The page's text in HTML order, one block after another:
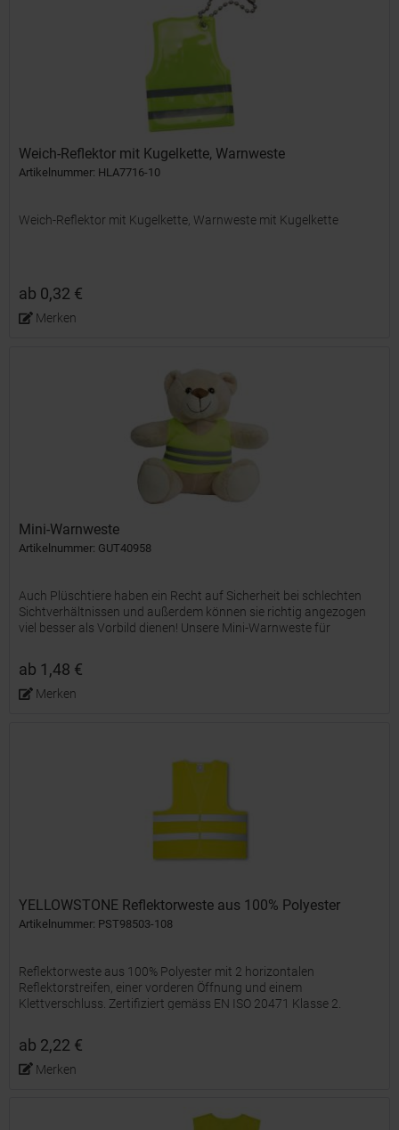
Weich-Reflektor mit Kugelkette, Warnweste
Artikelnummer: HLA7716-10
Weich-Reflektor mit Kugelkette, Warnweste mit Kugelkette
ab 0,32 €
Merken
Mini-Warnweste
Artikelnummer: GUT40958
Auch Plüschtiere haben ein Recht auf Sicherheit bei schlechten
Sichtverhältnissen und außerdem können sie richtig angezogen
viel besser als Vorbild dienen! Unsere Mini-Warnweste für
ab 1,48 €
Merken
YELLOWSTONE Reflektorweste aus 100% Polyester
Artikelnummer: PST98503-108
Reflektorweste aus 100% Polyester mit 2 horizontalen
Reflektorstreifen, einer vorderen Öffnung und einem
Klettverschluss. Zertifiziert gemäss EN ISO 20471 Klasse 2.
ab 2,22 €
Merken